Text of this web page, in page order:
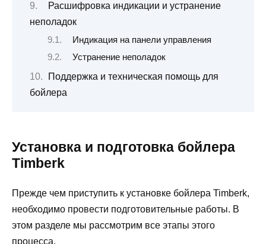
Расшифровка индикации и устранение
неполадок
Индикация на панели управления
Устранение неполадок
Поддержка и техническая помощь для
бойлера
Установка и подготовка бойлера
Timberk
Прежде чем приступить к установке бойлера Timberk,
необходимо провести подготовительные работы. В
этом разделе мы рассмотрим все этапы этого
процесса.